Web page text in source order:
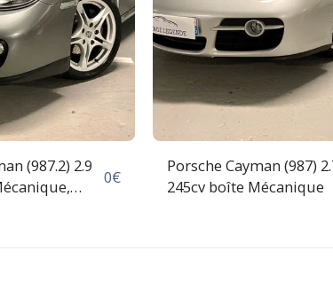
(987.2) 2.9
0€
Porsche Cayman (987)
245cv boîte Mécanique